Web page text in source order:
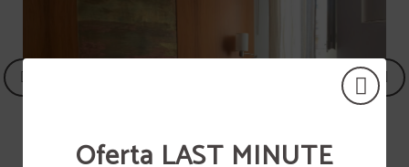
Oferta LAST MINUTE